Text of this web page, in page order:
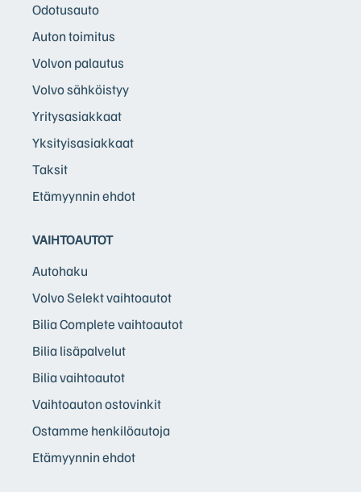
Odotusauto
Auton toimitus
Volvon palautus
Volvo sähköistyy
Yritysasiakkaat
Yksityisasiakkaat
Taksit
Etämyynnin ehdot
VAIHTOAUTOT
Autohaku
Volvo Selekt vaihtoautot
Bilia Complete vaihtoautot
Bilia lisäpalvelut
Bilia vaihtoautot
Vaihtoauton ostovinkit
Ostamme henkilöautoja
Etämyynnin ehdot